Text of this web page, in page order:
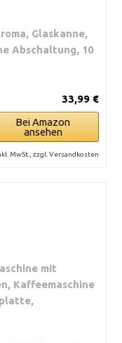
Glaskanne,
Abschaltung, 10
33,99 €
Bei Amazon
ansehen
MwSt., zzgl. Versandkosten
mit
Kaffeemaschine